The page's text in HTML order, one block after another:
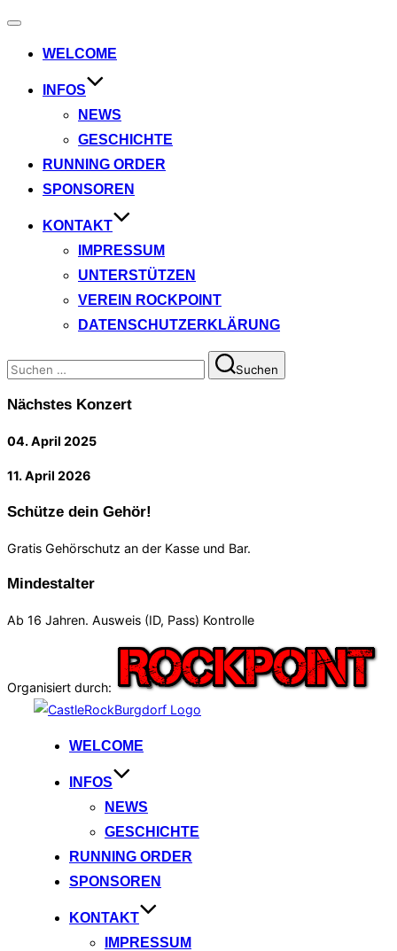
Navigation
WELCOME
INFOS
NEWS
GESCHICHTE
RUNNING ORDER
SPONSOREN
KONTAKT
IMPRESSUM
UNTERSTÜTZEN
VEREIN ROCKPOINT
DATENSCHUTZERKLÄRUNG
Suchen
nach:
Suchen
Nächstes Konzert
04. April 2025
11. April 2026
Schütze dein Gehör!
Gratis Gehörschutz an der Kasse und Bar.
Mindestalter
Ab 16 Jahren. Ausweis (ID, Pass) Kontrolle
Organisiert durch:
springen
WELCOME
INFOS
NEWS
GESCHICHTE
RUNNING ORDER
SPONSOREN
KONTAKT
IMPRESSUM